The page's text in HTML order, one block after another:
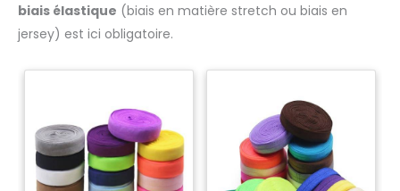
biais élastique (biais en matière stretch ou biais en
jersey) est ici obligatoire.